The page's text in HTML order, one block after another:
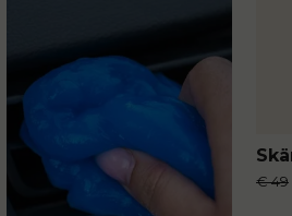
€ 49